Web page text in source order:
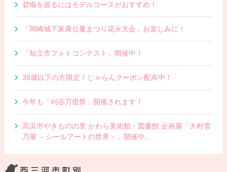
碧南を巡るにはモデルコースがおすすめ！
「岡崎城下家康公夏まつり花火大会」お楽しみに！
「知立市フォトコンテスト」開催中！
39歳以下の方限定！じゃらんクーポン配布中！
今年も「刈谷万燈祭」開催されます！
高浜市やきものの里 かわら美術館・図書館 企画展「大村雪
乃展 －シールアートの世界－」開催中。